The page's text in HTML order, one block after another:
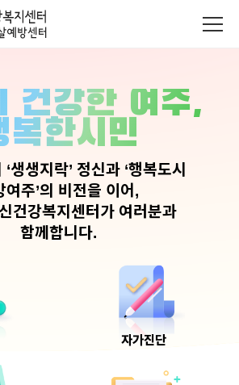
건강한 여주,
복한시민
생생지락’ 정신과 ‘행복도시
여주’의 비전을 이어,
건강복지센터가 여러분과
함께합니다.
자가진단